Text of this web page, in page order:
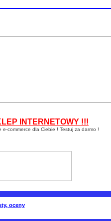
INTERNETOWY !!!
commerce dla Ciebie ! Testuj za darmo !
oceny